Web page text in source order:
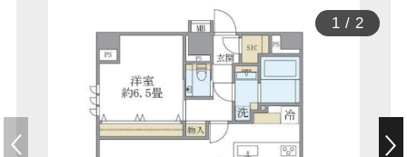
1 / 2